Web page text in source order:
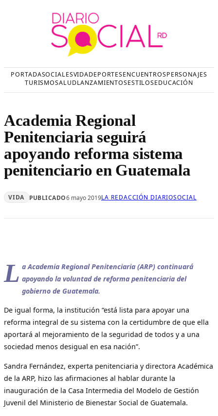
PORTADASOCIALESVIDADEPORTESENCUENTROSPERSONAJES
TURISMOSALUDLANZAMIENTOSESTILOSEDUCACIÓN
Academia Regional
Penitenciaria seguirá
apoyando reforma sistema
penitenciario en Guatemala
VIDA PUBLICADO6 mayo 2019LA REDACCIÓN DIARIOSOCIAL
L a Academia Regional Penitenciaria (ARP) continuará
apoyando la voluntad de reforma penitenciaria del
gobierno de Guatemala.
De igual forma, la institución “está lista para apoyar una
reforma integral de su sistema con la certidumbre de que ella
aportará al mejoramiento de la seguridad de todos y a una
sociedad menos desigual en esa nación”.
Sandra Fernández, experta penitenciaria y directora Académica
de la ARP, hizo las afirmaciones al hablar durante la
inauguración de la Casa Intermedia del Modelo de Gestión
Juvenil del Ministerio de Bienestar Social de Guatemala.